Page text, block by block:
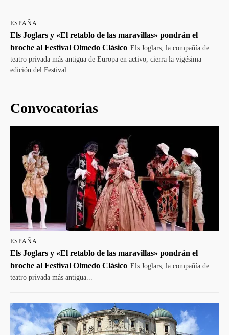
ESPAÑA
Els Joglars y «El retablo de las maravillas» pondrán el
broche al Festival Olmedo Clásico Els Joglars, la compañía de
teatro privada más antigua de Europa en activo, cierra la vigésima
edición del Festival...
Convocatorias
ESPAÑA
Els Joglars y «El retablo de las maravillas» pondrán el
broche al Festival Olmedo Clásico Els Joglars, la compañía de
teatro privada más antigua...